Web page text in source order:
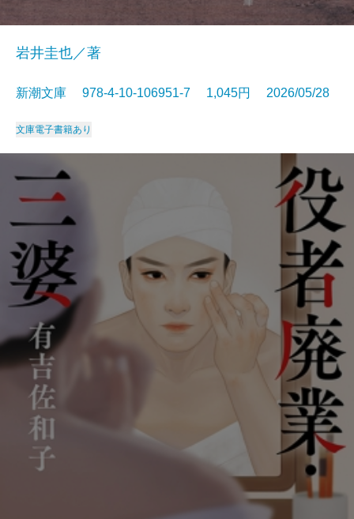
岩井圭也／著
新潮文庫 978-4-10-106951-7 1,045円 2026/05/28
文庫電子書籍あり